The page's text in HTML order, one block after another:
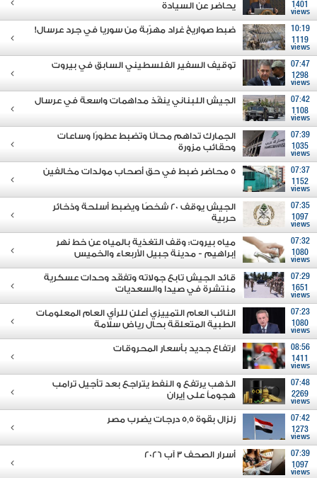
1401
views
يحاضر عن السيادة
10:19
1119
views
ضبط صواريخ غراد مهرّبة من سوريا في جرد عرسال!
07:47
1298
views
توقيف السفير الفلسطيني السابق في بيروت
07:42
1108
views
الجيش اللبناني ينفّذ مداهمات واسعة في عرسال
07:39
1035
views
الجمارك تداهم محالًا وتضبط عطورًا وساعات
وحقائب مزورة
07:37
1152
views
5 محاضر ضبط في حق أصحاب مولدات مخالفين
07:35
1097
views
الجيش يوقف 20 شخصًا ويضبط أسلحة وذخائر
حربية
07:32
1080
views
مياه بيروت: وقف التغذية بالمياه عن خط نهر
إبراهيم - مدينة جبيل الأربعاء والخميس
07:29
1651
views
قائد الجيش تابع جولاته وتفقَد وحدات عسكرية
منتشرة في صيدا والسعديات
07:23
1080
views
النائب العام التمييزي أعلن للرأي العام المعلومات
الطبية المتعلقة بحال رياض سلامة
08:56
1411
views
ارتفاع جديد بأسعار المحروقات
07:48
2269
views
الذهب يرتفع و النفط يتراجع بعد تأجيل ترامب
هجوماً على إيران
07:42
1273
views
زلزال بقوة 5,5 درجات يضرب مصر
07:39
1097
views
أسرار الصحف 3 آب 2026